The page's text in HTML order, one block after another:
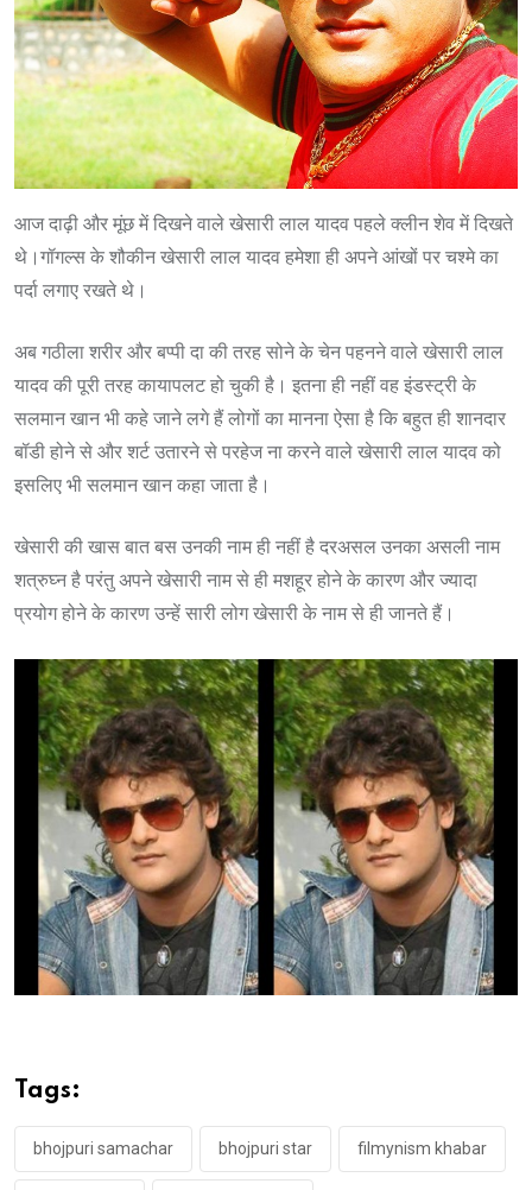
आज दाढ़ी और मूंछ में दिखने वाले खेसारी लाल यादव पहले क्लीन शेव में दिखते
थे।गॉगल्स के शौकीन खेसारी लाल यादव हमेशा ही अपने आंखों पर चश्मे का
पर्दा लगाए रखते थे।
अब गठीला शरीर और बप्पी दा की तरह सोने के चेन पहनने वाले खेसारी लाल
यादव की पूरी तरह कायापलट हो चुकी है। इतना ही नहीं वह इंडस्ट्री के
सलमान खान भी कहे जाने लगे हैं लोगों का मानना ऐसा है कि बहुत ही शानदार
बॉडी होने से और शर्ट उतारने से परहेज ना करने वाले खेसारी लाल यादव को
इसलिए भी सलमान खान कहा जाता है।
खेसारी की खास बात बस उनकी नाम ही नहीं है दरअसल उनका असली नाम
शत्रुघ्न है परंतु अपने खेसारी नाम से ही मशहूर होने के कारण और ज्यादा
प्रयोग होने के कारण उन्हें सारी लोग खेसारी के नाम से ही जानते हैं।
Tags:
bhojpuri samachar bhojpuri star filmynism khabar